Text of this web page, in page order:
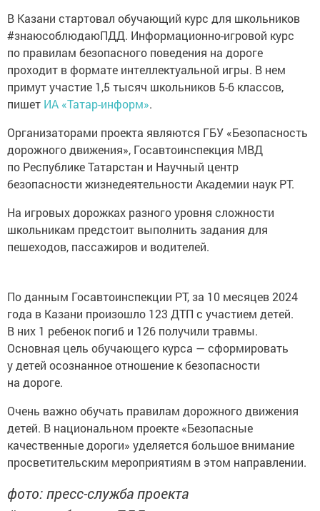
В Казани стартовал обучающий курс для школьников
#знаюсоблюдаюПДД. Информационно-игровой курс
по правилам безопасного поведения на дороге
проходит в формате интеллектуальной игры. В нем
примут участие 1,5 тысяч школьников 5-6 классов,
пишет ИА «Татар-информ».
Организаторами проекта являются ГБУ «Безопасность
дорожного движения», Госавтоинспекция МВД
по Республике Татарстан и Научный центр
безопасности жизнедеятельности Академии наук РТ.
На игровых дорожках разного уровня сложности
школьникам предстоит выполнить задания для
пешеходов, пассажиров и водителей.
По данным Госавтоинспекции РТ, за 10 месяцев 2024
года в Казани произошло 123 ДТП с участием детей.
В них 1 ребенок погиб и 126 получили травмы.
Основная цель обучающего курса — сформировать
у детей осознанное отношение к безопасности
на дороге.
Очень важно обучать правилам дорожного движения
детей. В национальном проекте «Безопасные
качественные дороги» уделяется большое внимание
просветительским мероприятиям в этом направлении.
фото: пресс-служба проекта